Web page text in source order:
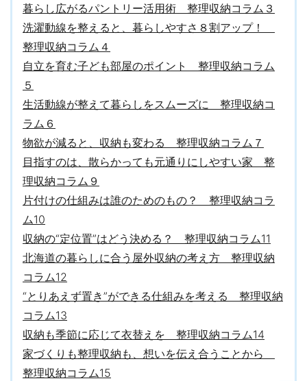
暮らし広がるパントリー活用術 整理収納コラム３
洗濯動線を整えると、暮らしやすさ８割アップ！
整理収納コラム４
自立を育む子ども部屋のポイント 整理収納コラム
５
生活動線が整えて暮らしをスムーズに 整理収納コ
ラム６
物欲が減ると、収納も変わる 整理収納コラム７
目指すのは、散らかっても元通りにしやすい家 整
理収納コラム９
片付けの仕組みは誰のためのもの？ 整理収納コラ
ム10
収納の“定位置”はどう決める？ 整理収納コラム11
北海道の暮らしに合う屋外収納の考え方 整理収納
コラム12
“とりあえず置き”ができる仕組みを考える 整理収納
コラム13
収納も季節に応じて衣替えを 整理収納コラム14
家づくりも整理収納も、想いを伝え合うことから
整理収納コラム15